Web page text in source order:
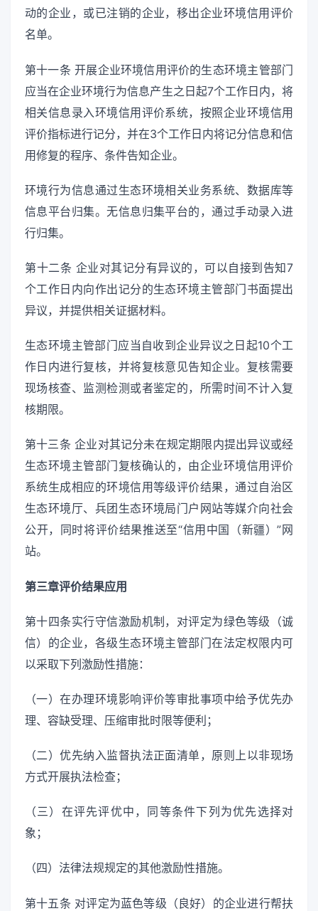
动的企业，或已注销的企业，移出企业环境信用评价
名单。
第十一条 开展企业环境信用评价的生态环境主管部门
应当在企业环境行为信息产生之日起7个工作日内，将
相关信息录入环境信用评价系统，按照企业环境信用
评价指标进行记分，并在3个工作日内将记分信息和信
用修复的程序、条件告知企业。
环境行为信息通过生态环境相关业务系统、数据库等
信息平台归集。无信息归集平台的，通过手动录入进
行归集。
第十二条 企业对其记分有异议的，可以自接到告知7
个工作日内向作出记分的生态环境主管部门书面提出
异议，并提供相关证据材料。
生态环境主管部门应当自收到企业异议之日起10个工
作日内进行复核，并将复核意见告知企业。复核需要
现场核查、监测检测或者鉴定的，所需时间不计入复
核期限。
第十三条 企业对其记分未在规定期限内提出异议或经
生态环境主管部门复核确认的，由企业环境信用评价
系统生成相应的环境信用等级评价结果，通过自治区
生态环境厅、兵团生态环境局门户网站等媒介向社会
公开，同时将评价结果推送至“信用中国（新疆）”网
站。
第三章评价结果应用
第十四条实行守信激励机制，对评定为绿色等级（诚
信）的企业，各级生态环境主管部门在法定权限内可
以采取下列激励性措施：
（一）在办理环境影响评价等审批事项中给予优先办
理、容缺受理、压缩审批时限等便利；
（二）优先纳入监督执法正面清单，原则上以非现场
方式开展执法检查；
（三）在评先评优中，同等条件下列为优先选择对
象；
（四）法律法规规定的其他激励性措施。
第十五条 对评定为蓝色等级（良好）的企业进行帮扶